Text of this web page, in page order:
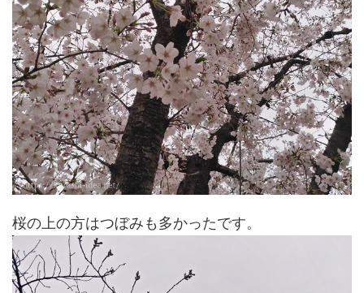
桜の上の方はつぼみも多かったです。